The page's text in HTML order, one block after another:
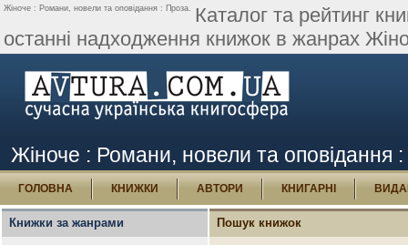
Жіноче : Романи, новели та оповідання : Проза. Каталог та рейтинг
останні надходження книжок в жанрах
Жіноче : Романи, новели та оповідання
ГОЛОВНА КНИЖКИ АВТОРИ КНИГАРНІ
Книжки за жанрами Пошук книжок